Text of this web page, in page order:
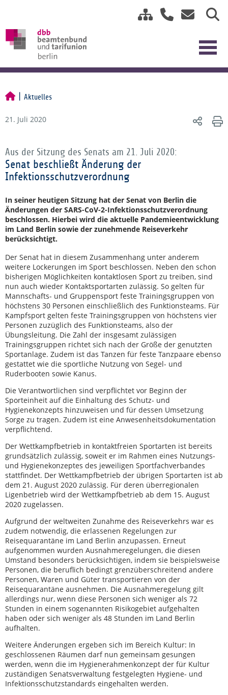
Aktuelles
21. Juli 2020
Aus der Sitzung des Senats am 21. Juli 2020:
Senat beschließt Änderung der
Infektionsschutzverordnung
In seiner heutigen Sitzung hat der Senat von Berlin die
Änderungen der SARS-CoV-2-Infektionsschutzverordnung
beschlossen. Hierbei wird die aktuelle Pandemieentwicklung
im Land Berlin sowie der zunehmende Reiseverkehr
berücksichtigt.
Der Senat hat in diesem Zusammenhang unter anderem
weitere Lockerungen im Sport beschlossen. Neben den schon
bisherigen Möglichkeiten kontaktlosen Sport zu treiben, sind
nun auch wieder Kontaktsportarten zulässig. So gelten für
Mannschafts- und Gruppensport feste Trainingsgruppen von
höchstens 30 Personen einschließlich des Funktionsteams. Für
Kampfsport gelten feste Trainingsgruppen von höchstens vier
Personen zuzüglich des Funktionsteams, also der
Übungsleitung. Die Zahl der insgesamt zulässigen
Trainingsgruppen richtet sich nach der Größe der genutzten
Sportanlage. Zudem ist das Tanzen für feste Tanzpaare ebenso
gestattet wie die sportliche Nutzung von Segel- und
Ruderbooten sowie Kanus.
Die Verantwortlichen sind verpflichtet vor Beginn der
Sporteinheit auf die Einhaltung des Schutz- und
Hygienekonzepts hinzuweisen und für dessen Umsetzung
Sorge zu tragen. Zudem ist eine Anwesenheitsdokumentation
verpflichtend.
Der Wettkampfbetrieb in kontaktfreien Sportarten ist bereits
grundsätzlich zulässig, soweit er im Rahmen eines Nutzungs-
und Hygienekonzeptes des jeweiligen Sportfachverbandes
stattfindet. Der Wettkampfbetrieb der übrigen Sportarten ist ab
dem 21. August 2020 zulässig. Für deren überregionalen
Ligenbetrieb wird der Wettkampfbetrieb ab dem 15. August
2020 zugelassen.
Aufgrund der weltweiten Zunahme des Reiseverkehrs war es
zudem notwendig, die erlassenen Regelungen zur
Reisequarantäne im Land Berlin anzupassen. Erneut
aufgenommen wurden Ausnahmeregelungen, die diesen
Umstand besonders berücksichtigen, indem sie beispielsweise
Personen, die beruflich bedingt grenzüberschreitend andere
Personen, Waren und Güter transportieren von der
Reisequarantäne ausnehmen. Die Ausnahmeregelung gilt
allerdings nur, wenn diese Personen sich weniger als 72
Stunden in einem sogenannten Risikogebiet aufgehalten
haben oder sich weniger als 48 Stunden im Land Berlin
aufhalten.
Weitere Änderungen ergeben sich im Bereich Kultur: In
geschlossenen Räumen darf nun gemeinsam gesungen
werden, wenn die im Hygienerahmenkonzept der für Kultur
zuständigen Senatsverwaltung festgelegten Hygiene- und
Infektionsschutzstandards eingehalten werden.